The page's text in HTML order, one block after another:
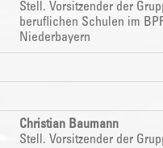
Stell. Vorsitzender der
beruflichen Schulen im
Niederbayern
Christian Baumann
Stell. Vorsitzender der